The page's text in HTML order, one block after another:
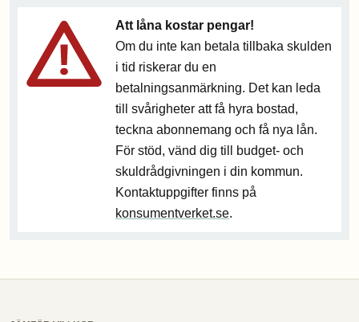
Att låna kostar pengar!
Om du inte kan betala tillbaka skulden
i tid riskerar du en
betalningsanmärkning. Det kan leda
till svårigheter att få hyra bostad,
teckna abonnemang och få nya lån.
För stöd, vänd dig till budget- och
skuldrådgivningen i din kommun.
Kontaktuppgifter finns på
konsumentverket.se.